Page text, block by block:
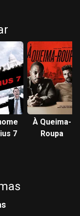
7
À Queima-
Roupa